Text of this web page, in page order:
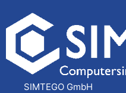
SIMTEGO GmbH